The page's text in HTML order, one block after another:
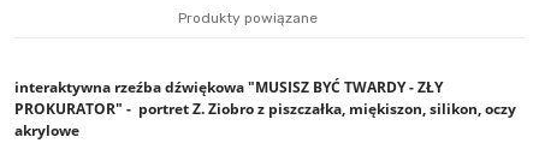
Produkty powiązane
interaktywna rzeźba dźwiękowa "MUSISZ BYĆ TWARDY - ZŁY
PROKURATOR" - portret Z. Ziobro z piszczałka, miękiszon, silikon, oczy
akrylowe